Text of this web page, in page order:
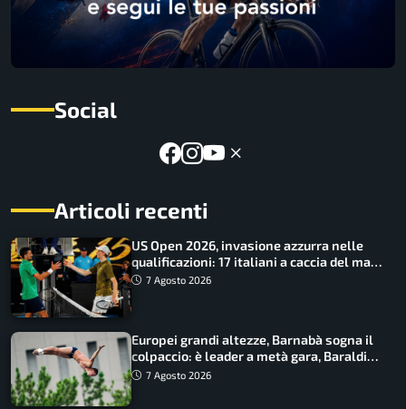
Social
Articoli recenti
US Open 2026, invasione azzurra nelle
qualificazioni: 17 italiani a caccia del main
draw7 Agosto 2026
Europei grandi altezze, Barnabà sogna il
colpaccio: è leader a metà gara, Baraldi
ancora in corsa
7 Agosto 2026